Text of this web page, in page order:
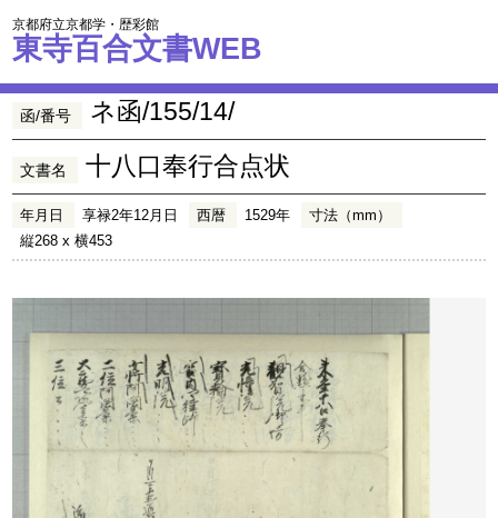
京都府立京都学・歴彩館
東寺百合文書WEB
函/番号 ネ函/155/14/
文書名 十八口奉行合点状
年月日 享禄2年12月日 西暦 1529年
寸法（mm）
縦268 x 横453